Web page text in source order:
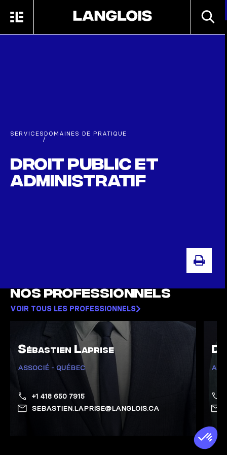
MENU
SERVICES
/
DOMAINES DE PRATIQUE
Droit public et
administratif
Nos professionnels
VOIR TOUS LES PROFESSIONNELS
Sébastien Laprise
ASSOCIÉ - QUÉBEC
+1 418 650 7915
SEBASTIEN.LAPRISE@LANGLOIS.CA